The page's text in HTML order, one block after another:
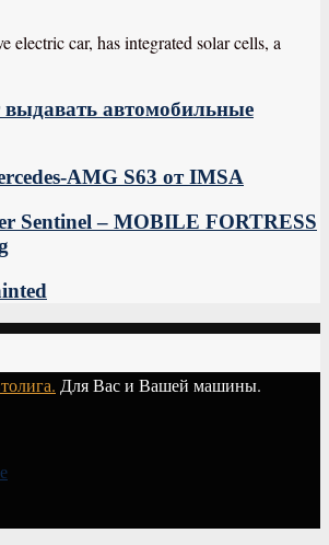
electric car, has integrated solar cells, a
автомобильные
AMG S63 от IMSA
Sentinel – MOBILE FORTRESS
Для Вас и Вашей машины.